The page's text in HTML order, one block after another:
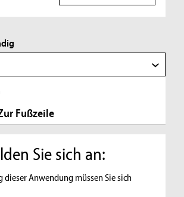
Fußzeile
Sie sich an:
dieser Anwendung müssen Sie sich